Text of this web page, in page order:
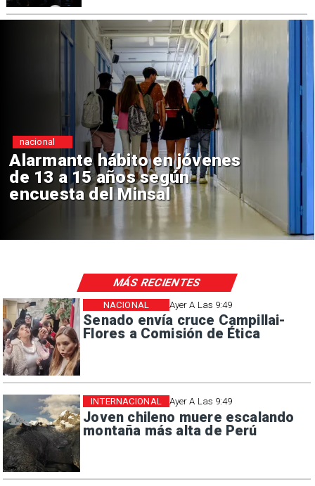
Alarmante hábito en jóvenes
de 13 a 15 años según
encuesta del Minsal
nacional
Ayer A Las 9:49
Senado envía cruce Campillai-
Flores a Comisión de Ética
NACIONAL
Ayer A Las 9:49
Joven chileno muere escalando
montaña más alta de Perú
INTERNACIONAL
MÁS RECIENTES